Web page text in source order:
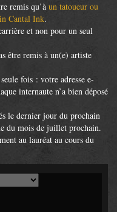
remis qu’à un tatoueur ou
Cantal Ink.
et non pour un seul
être remis à un(e) artiste
fois : votre adresse e-
internaute n’a bien déposé
le dernier jour du prochain
du mois de juillet prochain.
au lauréat au cours du